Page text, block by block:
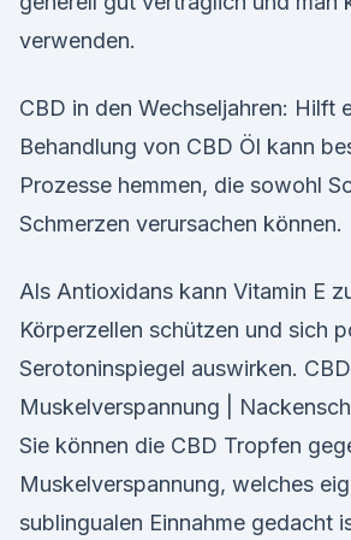
verwenden.
CBD in den Wechseljahren: Hilft
Behandlung von CBD Öl kann
Prozesse hemmen, die sowohl
Schmerzen verursachen können.
Als Antioxidans kann Vitamin E
Körperzellen schützen und sich
Serotoninspiegel auswirken.
Muskelverspannung |
Sie können die CBD Tropfen
Muskelverspannung, welches
sublingualen Einnahme gedacht